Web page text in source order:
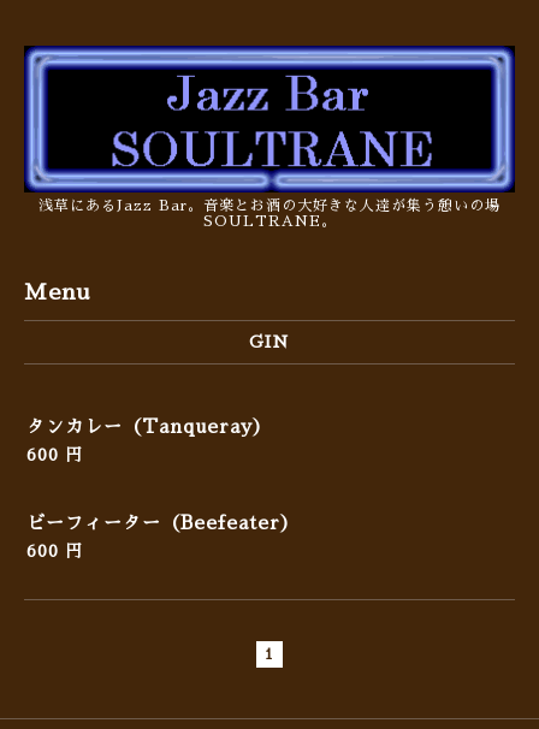
浅草にあるJazz Bar。音楽とお酒の大好きな人達が集う憩いの場
SOULTRANE。
Menu
GIN
タンカレー（Tanqueray）
600 円
ビーフィーター（Beefeater）
600 円
1